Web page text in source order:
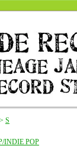
> S
INDIE POP